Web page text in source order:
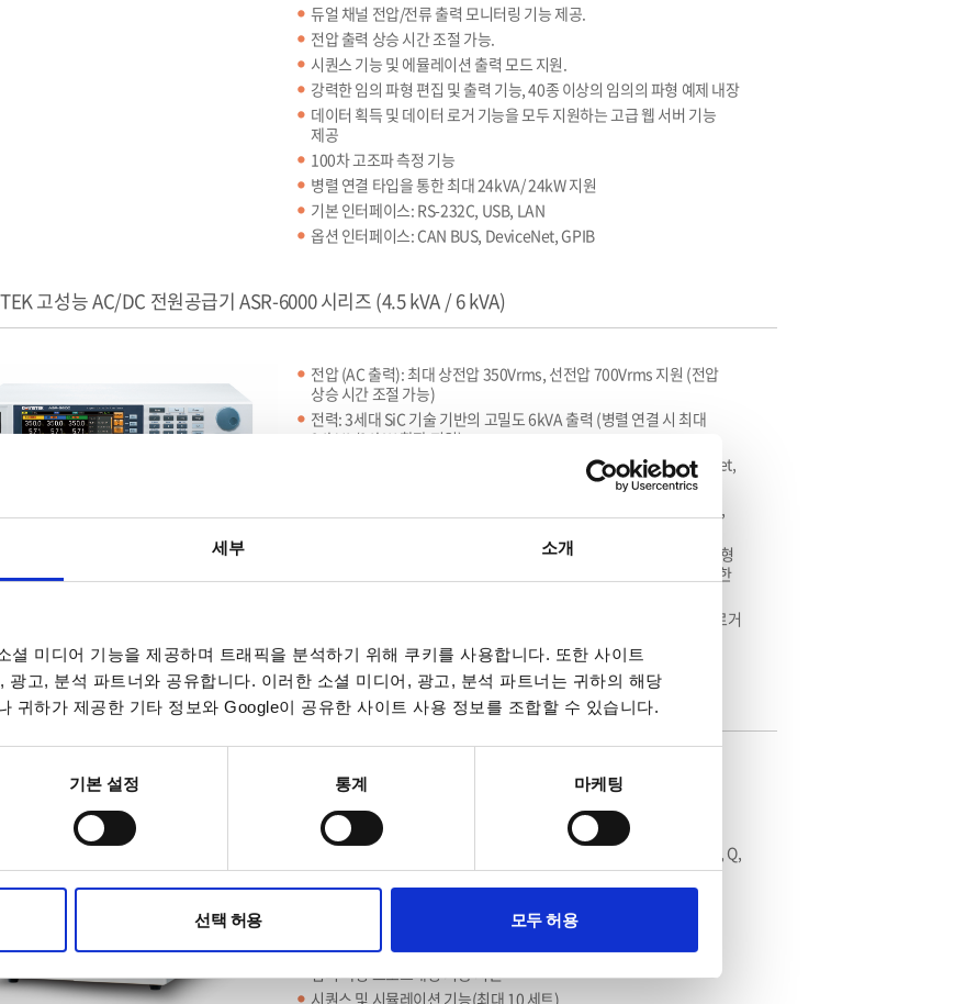
세부 소개
셜 미디어 기능을 제공하며 트래픽을 분석하기 위해 쿠키를 사용합니다. 또한 사이트
광고, 분석 파트너와 공유합니다. 이러한 소셜 미디어, 광고, 분석 파트너는 귀하의 해당
귀하가 제공한 기타 정보와 Google이 공유한 사이트 사용 정보를 조합할 수 있습니다.
기본 설정 통계 마케팅
선택 허용 모두 허용
듀얼 채널 전압/전류 출력 모니터링 기능 제공.
전압 출력 상승 시간 조절 가능.
시퀀스 기능 및 에뮬레이션 출력 모드 지원.
강력한 임의 파형 편집 및 출력 기능, 40종 이상의 임의의 파형 예제 내장
데이터 획득 및 데이터 로거 기능을 모두 지원하는 고급 웹 서버 기능
제공
100차 고조파 측정 기능
병렬 연결 타입을 통한 최대 24kVA/ 24kW 지원
기본 인터페이스: RS-232C, USB, LAN
옵션 인터페이스: CAN BUS, DeviceNet, GPIB
고성능 AC/DC 전원공급기 ASR-6000 시리즈 (4.5 kVA / 6 kVA)
전압 (AC 출력): 최대 상전압 350Vrms, 선전압 700Vrms 지원 (전압
상승 시간 조절 가능)
전력: 3세대 SiC 기술 기반의 고밀도 6kVA 출력 (병렬 연결 시 최대
24kVA/24kW 확장 지원)
인터페이스: RS-232C, USB, LAN 기본 제공 및 CAN BUS, DeviceNet,
출력 및 파형 제어: 10가지 출력 모드와 멀티채널 출력(1P2W, 1P3W,
고급 제어 및 분석: 40종 이상의 라이브러리를 포함한 강력한 임의 파형
편집, 100차 고조파 측정, 시퀀스/에뮬레이션 모드 및 프로그램 가능한
데이터 로깅 및 제어: 듀얼 채널 전압/전류 모니터링과 데이터 획득·로거
프로그래머블 AC/DC 전원공급기 ASR-2000 시리즈
출력 전압 : AC 0 ~ 350Vrms, DC 0 ~ ±500V
정격 전력의 100% DC 출력
측정 가능 항목 : Vrms, Vavg, Vpeak, Irms, IpkH, Iavg, Ipeak, P, S, Q,
PF, CF
출력 용량 : 500VA(ASR-2050) / 1kVA(ASR-2100)
전압 및 전류 고조파 분석 (THDv, THDi)
보호 기능 : OVP, OCP, OPP, OTP, AC전원 및 냉각 팬 고장 경고
임의 파형 프로그래밍 기능 지원
시퀀스 및 시뮬레이션 기능(최대 10 세트)